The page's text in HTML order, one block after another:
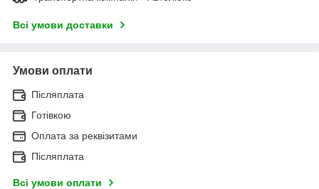
Всі умови доставки
Умови оплати
Післяплата
Готівкою
Оплата за реквізитами
Післяплата
Всі умови оплати